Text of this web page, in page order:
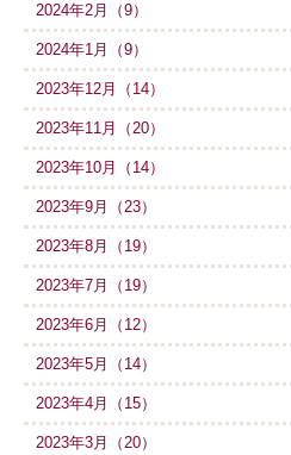
2024年2月（9）
2024年1月（9）
2023年12月（14）
2023年11月（20）
2023年10月（14）
2023年9月（23）
2023年8月（19）
2023年7月（19）
2023年6月（12）
2023年5月（14）
2023年4月（15）
2023年3月（20）